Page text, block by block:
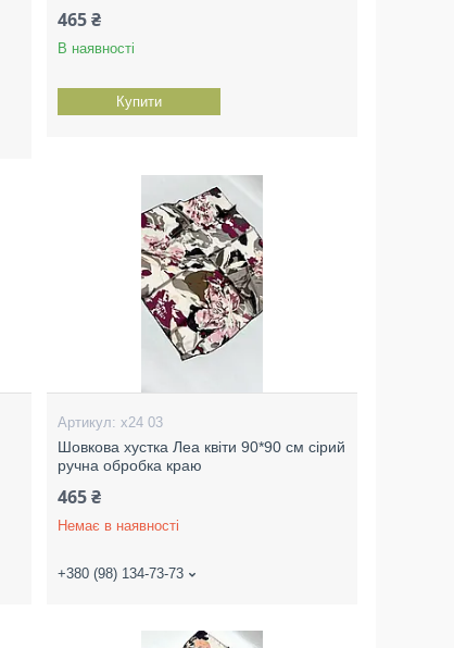
465 ₴
В наявності
Купити
х24 03
Шовкова хустка Леа квіти 90*90 см сірий
ручна обробка краю
465 ₴
Немає в наявності
+380 (98) 134-73-73